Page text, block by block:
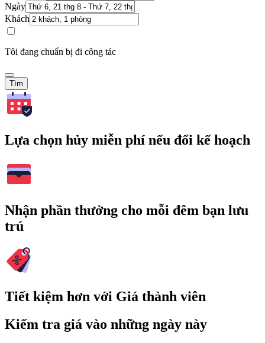
Ngày
Khách
Tôi đang chuẩn bị đi công tác
Tìm
Lựa chọn hủy miễn phí nếu đổi kế hoạch
Nhận phần thưởng cho mỗi đêm bạn lưu
trú
Tiết kiệm hơn với Giá thành viên
Kiểm tra giá vào những ngày này